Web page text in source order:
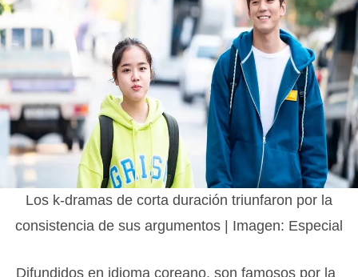
Los k-dramas de corta duración triunfaron por la
consistencia de sus argumentos | Imagen: Especial
Difundidos en idioma coreano, son famosos por la